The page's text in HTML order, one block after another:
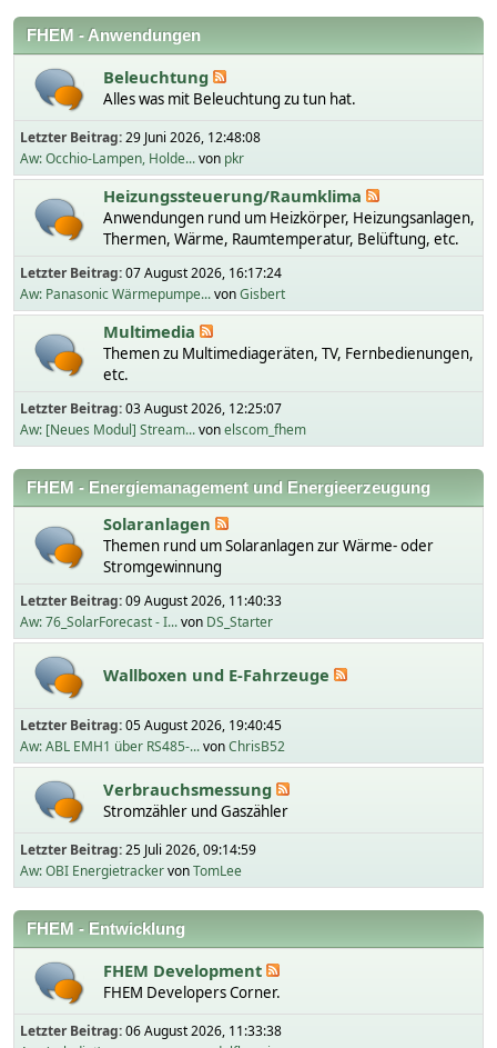
FHEM - Anwendungen
Beleuchtung
Alles was mit Beleuchtung zu tun hat.
Letzter Beitrag:29 Juni 2026, 12:48:08
Aw: Occhio-Lampen, Holde...von pkr
Heizungssteuerung/Raumklima
Anwendungen rund um Heizkörper, Heizungsanlagen,
Thermen, Wärme, Raumtemperatur, Belüftung, etc.
Letzter Beitrag:07 August 2026, 16:17:24
Aw: Panasonic Wärmepumpe...vonGisbert
Multimedia
Themen zu Multimediageräten, TV, Fernbedienungen,
etc.
Letzter Beitrag:03 August 2026, 12:25:07
Aw: [Neues Modul] Stream...vonelscom_fhem
FHEM - Energiemanagement und Energieerzeugung
Solaranlagen
Themen rund um Solaranlagen zur Wärme- oder
Stromgewinnung
Letzter Beitrag:09 August 2026, 11:40:33
Aw: 76_SolarForecast - I...von DS_Starter
Wallboxen und E-Fahrzeuge
Letzter Beitrag:05 August 2026, 19:40:45
Aw: ABL EMH1 über RS485-...vonChrisB52
Verbrauchsmessung
Stromzähler und Gaszähler
Letzter Beitrag:25 Juli 2026, 09:14:59
Aw: OBI EnergietrackervonTomLee
FHEM - Entwicklung
FHEM Development
FHEM Developers Corner.
Letzter Beitrag:06 August 2026, 11:33:38